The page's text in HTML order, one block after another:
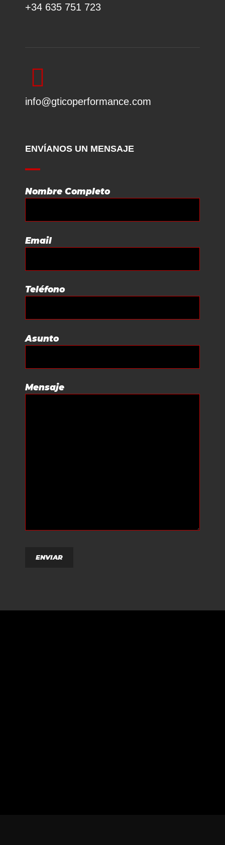
+34 635 751 723
info@gticoperformance.com
ENVÍANOS UN MENSAJE
Nombre Completo
Email
Teléfono
Asunto
Mensaje